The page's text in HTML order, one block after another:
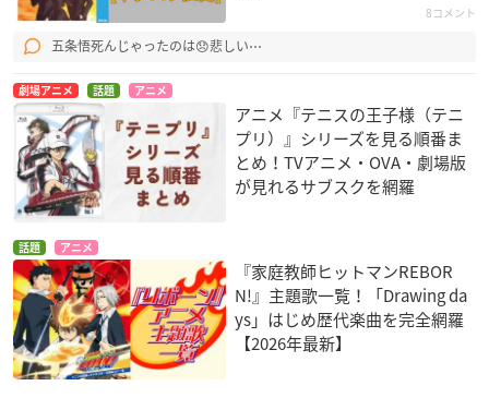
8コメント
五条悟死んじゃったのは😞悲しい⋯
劇場アニメ 話題 アニメ
アニメ『テニスの王子様（テニ
プリ）』シリーズを見る順番ま
とめ！TVアニメ・OVA・劇場版
が見れるサブスクを網羅
話題 アニメ
『家庭教師ヒットマンREBOR
N!』主題歌一覧！「Drawing da
ys」はじめ歴代楽曲を完全網羅
【2026年最新】